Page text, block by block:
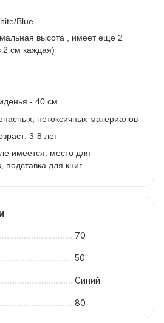
Blue
высота , имеет еще 2
2 см каждая)
- 40 см
нетоксичных материалов
3-8 лет
имеется: место для
для книг.
70
50
Синий
80